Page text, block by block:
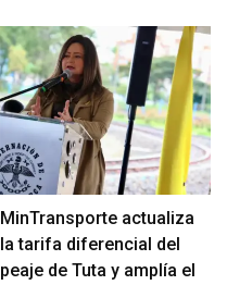
MinTransporte actualiza
la tarifa diferencial del
peaje de Tuta y amplía el